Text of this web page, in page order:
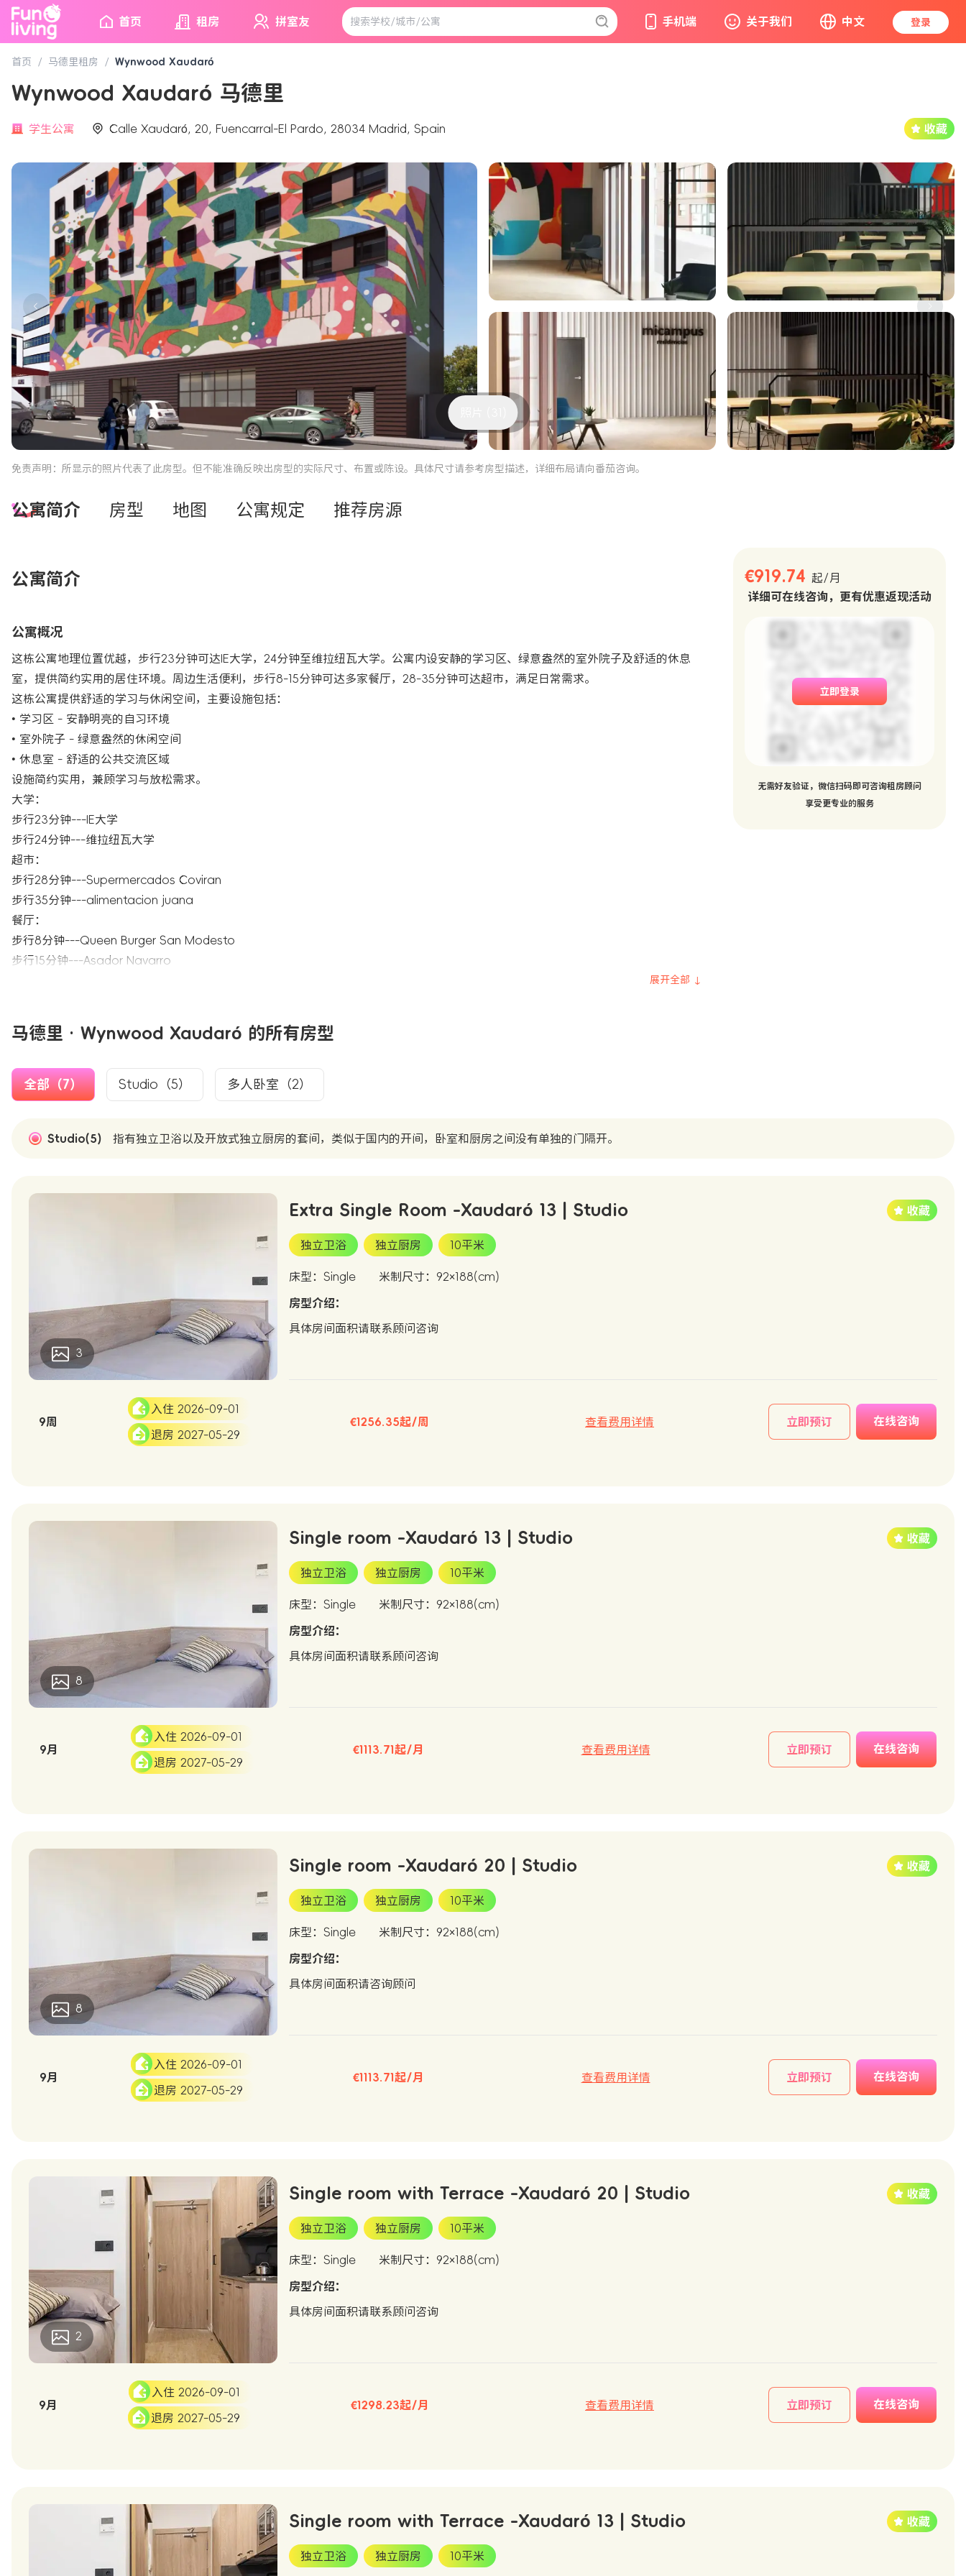
首页 租房 拼室友 手机端 关于我们 中文 登录
首页 / 马德里租房 / Wynwood Xaudaró
Wynwood Xaudaró 马德里
学生公寓 Calle Xaudaró, 20, Fuencarral-El Pardo, 28034 Madrid, Spain
免责声明：所显示的照片代表了此房型。但不能准确反映出房型的实际尺寸、布置或陈设。具体尺寸请参考房型描述，详细布局请向番茄咨询。
公寓简介 房型 地图 公寓规定 推荐房源
公寓简介
公寓概况
这栋公寓地理位置优越，步行23分钟可达IE大学，24分钟至维拉纽瓦大学。公寓内设安静的学习区、绿意盎然的室外院子及舒适的休息
室，提供简约实用的居住环境。周边生活便利，步行8-15分钟可达多家餐厅，28-35分钟可达超市，满足日常需求。
这栋公寓提供舒适的学习与休闲空间，主要设施包括：
• 学习区 - 安静明亮的自习环境
• 室外院子 - 绿意盎然的休闲空间
• 休息室 - 舒适的公共交流区域
设施简约实用，兼顾学习与放松需求。
大学：
步行23分钟---IE大学
步行24分钟---维拉纽瓦大学
超市：
步行28分钟---Supermercados Coviran
步行35分钟---alimentacion juana
餐厅：
步行8分钟---Queen Burger San Modesto
步行15分钟---Asador Navarro
展开全部 ↓
€919.74
起/月
详细可在线咨询，更有优惠返现活动
立即登录
无需好友验证，微信扫码即可咨询租房顾问
享受更专业的服务
马德里 · Wynwood Xaudaró 的所有房型
全部（7） Studio（5） 多人卧室（2）
Studio(5) 指有独立卫浴以及开放式独立厨房的套间，类似于国内的开间，卧室和厨房之间没有单独的门隔开。
3
Extra Single Room -Xaudaró 13 | Studio
独立卫浴 独立厨房 10平米
床型：Single 米制尺寸：92×188(cm)
房型介绍：
具体房间面积请联系顾问咨询
9周
入住 2026-09-01
退房 2027-05-29
€1256.35起/周 查看费用详情 立即预订 在线咨询
8
Single room -Xaudaró 13 | Studio
独立卫浴 独立厨房 10平米
床型：Single 米制尺寸：92×188(cm)
房型介绍：
具体房间面积请联系顾问咨询
9月
入住 2026-09-01
退房 2027-05-29
€1113.71起/月 查看费用详情 立即预订 在线咨询
8
Single room -Xaudaró 20 | Studio
独立卫浴 独立厨房 10平米
床型：Single 米制尺寸：92×188(cm)
房型介绍：
具体房间面积请咨询顾问
9月
入住 2026-09-01
退房 2027-05-29
€1113.71起/月 查看费用详情 立即预订 在线咨询
2
Single room with Terrace -Xaudaró 20 | Studio
独立卫浴 独立厨房 10平米
床型：Single 米制尺寸：92×188(cm)
房型介绍：
具体房间面积请联系顾问咨询
9月
入住 2026-09-01
退房 2027-05-29
€1298.23起/月 查看费用详情 立即预订 在线咨询
Single room with Terrace -Xaudaró 13 | Studio
独立卫浴 独立厨房 10平米